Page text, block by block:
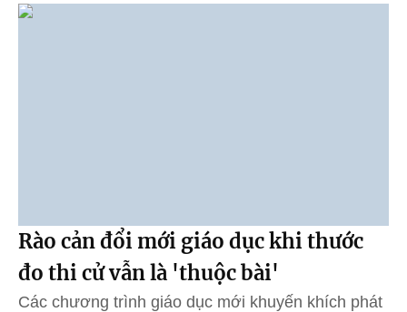
Rào cản đổi mới giáo dục khi thước
đo thi cử vẫn là 'thuộc bài'
Các chương trình giáo dục mới khuyến khích phát